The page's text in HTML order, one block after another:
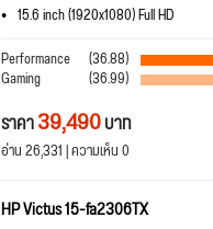
15.6 inch (1920x1080) Full HD
Performance
(36.88)
Gaming (36.99)
ราคา39,490บาท
อ่าน 26,331 | ความเห็น 0
HP Victus 15-fa2306TX